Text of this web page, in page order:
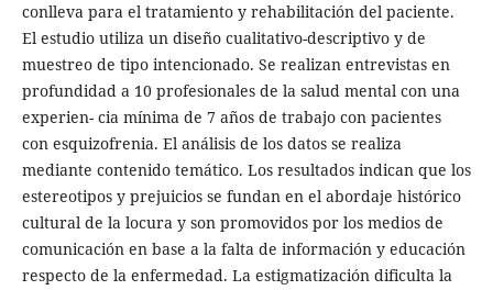
conlleva para el tratamiento y rehabilitación del paciente.
El estudio utiliza un diseño cualitativo-descriptivo y de
muestreo de tipo intencionado. Se realizan entrevistas en
profundidad a 10 profesionales de la salud mental con una
experien- cia mínima de 7 años de trabajo con pacientes
con esquizofrenia. El análisis de los datos se realiza
mediante contenido temático. Los resultados indican que los
estereotipos y prejuicios se fundan en el abordaje histórico
cultural de la locura y son promovidos por los medios de
comunicación en base a la falta de información y educación
respecto de la enfermedad. La estigmatización dificulta la